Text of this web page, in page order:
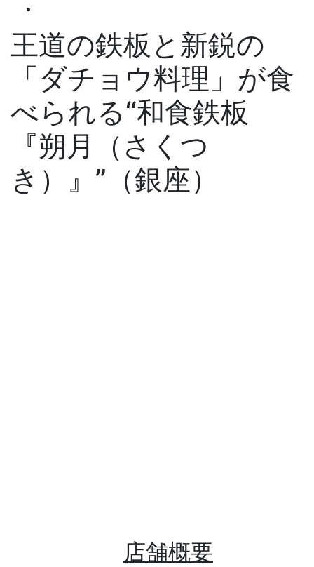
王道の鉄板と新鋭の
「ダチョウ料理」が食
べられる“和食鉄板
『朔月（さくつ
き）』”（銀座）
店舗概要